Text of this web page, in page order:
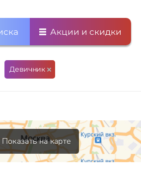
Акции и скидки
Девичник
Показать на карте